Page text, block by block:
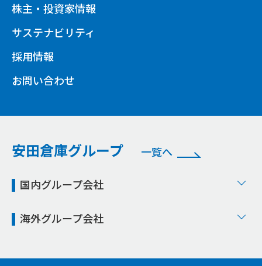
株主・投資家情報
サステナビリティ
採用情報
お問い合わせ
安田倉庫グループ 一覧へ
国内グループ会社
海外グループ会社